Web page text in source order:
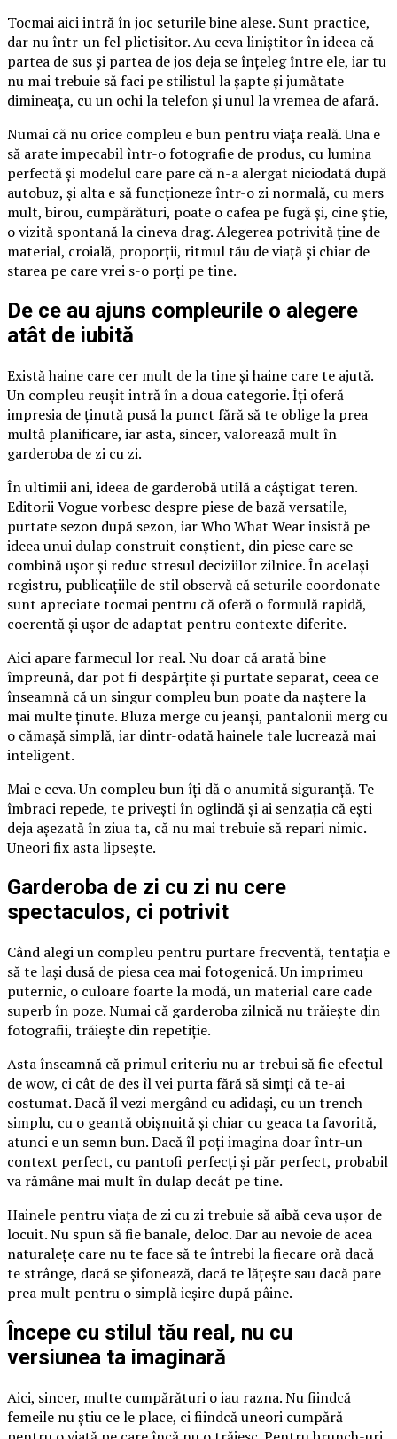
Tocmai aici intră în joc seturile bine alese. Sunt practice,
dar nu într-un fel plictisitor. Au ceva liniștitor în ideea că
partea de sus și partea de jos deja se înțeleg între ele, iar tu
nu mai trebuie să faci pe stilistul la șapte și jumătate
dimineața, cu un ochi la telefon și unul la vremea de afară.
Numai că nu orice compleu e bun pentru viața reală. Una e
să arate impecabil într-o fotografie de produs, cu lumina
perfectă și modelul care pare că n-a alergat niciodată după
autobuz, și alta e să funcționeze într-o zi normală, cu mers
mult, birou, cumpărături, poate o cafea pe fugă și, cine știe,
o vizită spontană la cineva drag. Alegerea potrivită ține de
material, croială, proporții, ritmul tău de viață și chiar de
starea pe care vrei s-o porți pe tine.
De ce au ajuns compleurile o alegere
atât de iubită
Există haine care cer mult de la tine și haine care te ajută.
Un compleu reușit intră în a doua categorie. Îți oferă
impresia de ținută pusă la punct fără să te oblige la prea
multă planificare, iar asta, sincer, valorează mult în
garderoba de zi cu zi.
În ultimii ani, ideea de garderobă utilă a câștigat teren.
Editorii Vogue vorbesc despre piese de bază versatile,
purtate sezon după sezon, iar Who What Wear insistă pe
ideea unui dulap construit conștient, din piese care se
combină ușor și reduc stresul deciziilor zilnice. În același
registru, publicațiile de stil observă că seturile coordonate
sunt apreciate tocmai pentru că oferă o formulă rapidă,
coerentă și ușor de adaptat pentru contexte diferite.
Aici apare farmecul lor real. Nu doar că arată bine
împreună, dar pot fi despărțite și purtate separat, ceea ce
înseamnă că un singur compleu bun poate da naștere la
mai multe ținute. Bluza merge cu jeanși, pantalonii merg cu
o cămașă simplă, iar dintr-odată hainele tale lucrează mai
inteligent.
Mai e ceva. Un compleu bun îți dă o anumită siguranță. Te
îmbraci repede, te privești în oglindă și ai senzația că ești
deja așezată în ziua ta, că nu mai trebuie să repari nimic.
Uneori fix asta lipsește.
Garderoba de zi cu zi nu cere
spectaculos, ci potrivit
Când alegi un compleu pentru purtare frecventă, tentația e
să te lași dusă de piesa cea mai fotogenică. Un imprimeu
puternic, o culoare foarte la modă, un material care cade
superb în poze. Numai că garderoba zilnică nu trăiește din
fotografii, trăiește din repetiție.
Asta înseamnă că primul criteriu nu ar trebui să fie efectul
de wow, ci cât de des îl vei purta fără să simți că te-ai
costumat. Dacă îl vezi mergând cu adidași, cu un trench
simplu, cu o geantă obișnuită și chiar cu geaca ta favorită,
atunci e un semn bun. Dacă îl poți imagina doar într-un
context perfect, cu pantofi perfecți și păr perfect, probabil
va rămâne mai mult în dulap decât pe tine.
Hainele pentru viața de zi cu zi trebuie să aibă ceva ușor de
locuit. Nu spun să fie banale, deloc. Dar au nevoie de acea
naturalețe care nu te face să te întrebi la fiecare oră dacă
te strânge, dacă se șifonează, dacă te lățește sau dacă pare
prea mult pentru o simplă ieșire după pâine.
Începe cu stilul tău real, nu cu
versiunea ta imaginară
Aici, sincer, multe cumpărături o iau razna. Nu fiindcă
femeile nu știu ce le place, ci fiindcă uneori cumpără